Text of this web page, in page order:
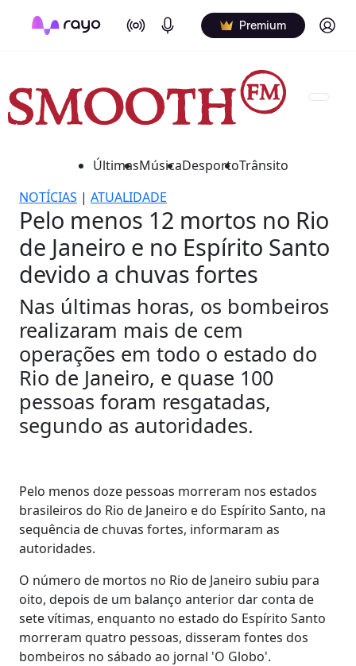
On Air Podcasts Premium Log in
ÚltimasMúsicaDesportoTrânsito
NOTÍCIAS | ATUALIDADE
Pelo menos 12 mortos no Rio
de Janeiro e no Espírito Santo
devido a chuvas fortes
Nas últimas horas, os bombeiros
realizaram mais de cem
operações em todo o estado do
Rio de Janeiro, e quase 100
pessoas foram resgatadas,
segundo as autoridades.
Pelo menos doze pessoas morreram nos estados
brasileiros do Rio de Janeiro e do Espírito Santo, na
sequência de chuvas fortes, informaram as
autoridades.
O número de mortos no Rio de Janeiro subiu para
oito, depois de um balanço anterior dar conta de
sete vítimas, enquanto no estado do Espírito Santo
morreram quatro pessoas, disseram fontes dos
bombeiros no sábado ao jornal 'O Globo'.